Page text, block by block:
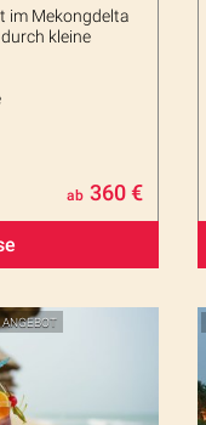
im Mekongdelta
kleine
ab 360 €
ANGEBOT